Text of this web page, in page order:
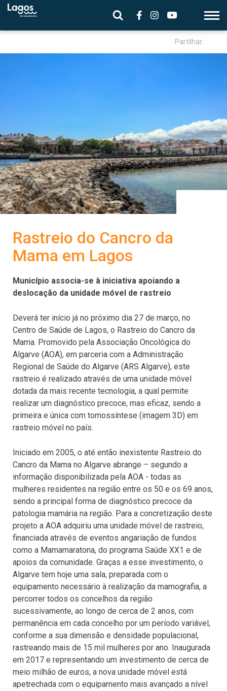
Partilhar:
Rastreio do Cancro da
Mama em Lagos
Município associa-se à iniciativa apoiando a
deslocação da unidade móvel de rastreio
Deverá ter início já no próximo dia 27 de março, no
Centro de Saúde de Lagos, o Rastreio do Cancro da
Mama. Promovido pela Associação Oncológica do
Algarve (AOA), em parceria com a Administração
Regional de Saúde do Algarve (ARS Algarve), este
rastreio é realizado através de uma unidade móvel
dotada da mais recente tecnologia, a qual permite
realizar um diagnóstico precoce, mas eficaz, sendo a
primeira e única com tomossíntese (imagem 3D) em
rastreio móvel no país.
Iniciado em 2005, o até então inexistente Rastreio do
Cancro da Mama no Algarve abrange – segundo a
informação disponibilizada pela AOA - todas as
mulheres residentes na região entre os 50 e os 69 anos,
sendo a principal forma de diagnóstico precoce da
patologia mamária na região. Para a concretização deste
projeto a AOA adquiriu uma unidade móvel de rastreio,
financiada através de eventos angariação de fundos
como a Mamamaratona, do programa Saúde XX1 e de
apoios da comunidade. Graças a esse investimento, o
Algarve tem hoje uma sala, preparada com o
equipamento necessário à realização da mamografia, a
percorrer todos os concelhos da região
sucessivamente, ao longo de cerca de 2 anos, com
permanência em cada concelho por um período variável,
conforme a sua dimensão e densidade populacional,
rastreando mais de 15 mil mulheres por ano. Inaugurada
em 2017 e representando um investimento de cerca de
meio milhão de euros, a nova unidade móvel está
apetrechada com o equipamento mais avançado a nível